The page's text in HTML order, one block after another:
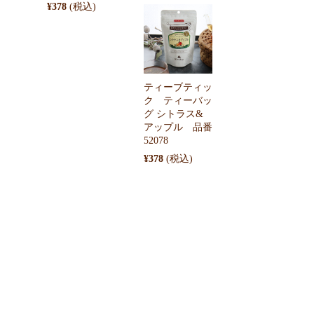
¥378
ティーブティッ
ク ティーバッ
グ シトラス&
アップル 品番
52078
¥378